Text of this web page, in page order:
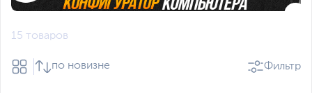
15 товаров
по новизне Фильтр